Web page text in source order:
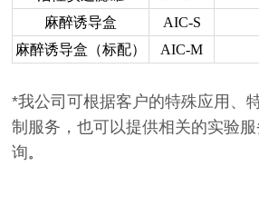
麻醉诱导盒
AIC-S
麻醉诱导盒（标配）
AIC-M
*我公司可根据客户的特殊应用、
制服务，也可以提供相关的实验
询。